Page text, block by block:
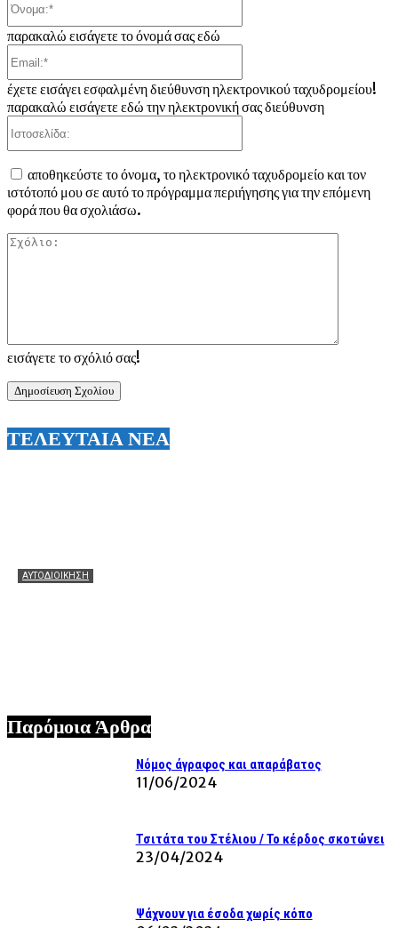
εισάγετε το σχόλιό σας!
παρακαλώ εισάγετε το όνομά σας εδώ
έχετε εισάγει εσφαλμένη διεύθυνση ηλεκτρονικού ταχυδρομείου!
παρακαλώ εισάγετε εδώ την ηλεκτρονική σας διεύθυνση
αποθηκεύστε το όνομα, το ηλεκτρονικό ταχυδρομείο και τον
ιστότοπό μου σε αυτό το πρόγραμμα περιήγησης για την επόμενη
φορά που θα σχολιάσω.
ΤΕΛΕΥΤΑΙΑ ΝΕΑ
ΑΥΤΟΔΙΟΙΚΗΣΗ
Παρόμοια Άρθρα
Νόμος άγραφος και απαράβατος
11/06/2024
Τσιτάτα του Στέλιου / Το κέρδος σκοτώνει
23/04/2024
Ψάχνουν για έσοδα χωρίς κόπο